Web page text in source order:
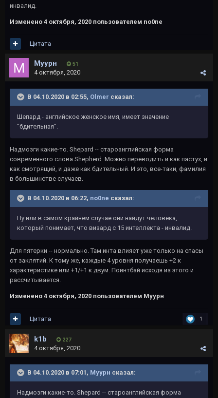
инвалид.
Изменено 4 октября, 2020 пользователем no0ne
Цитата
Муурн 51
4 октября, 2020
В 04.10.2020 в 02:55, Olmer сказал:
Шепард - английское женское имя, имеет значение
"бдительная".
Надмозги какие-то. Shepard -- староанглийская форма
современного слова Shepherd. Можно переводить и как пастух, и
как смотрящий, и даже как бдительный. И это, все-таки, фамилия
в большинстве случаев.
В 04.10.2020 в 06:22, no0ne сказал:
Ну или в самом крайнем случае они найдут человека,
который понимает, что визард с 15 интеллекта - инвалид.
Для пятерки -- нормально. Там инта влияет уже только на спасы
от заклятий. К тому же, каждые 4 уровня получаешь +2 к
характеристике или +1/+1 к двум. Поинтбай исходя из этого и
рассчитывается.
Изменено 4 октября, 2020 пользователем Муурн
1
Цитата
k1b 227
4 октября, 2020
В 04.10.2020 в 07:01, Муурн сказал:
Надмозги какие-то. Shepard -- староанглийская форма